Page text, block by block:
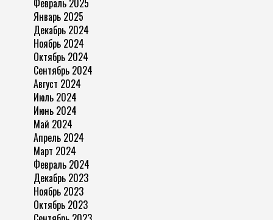
Январь 2025
Декабрь 2024
Ноябрь 2024
Октябрь 2024
Сентябрь 2024
Август 2024
Июль 2024
Июнь 2024
Май 2024
Апрель 2024
Март 2024
Февраль 2024
Декабрь 2023
Ноябрь 2023
Октябрь 2023